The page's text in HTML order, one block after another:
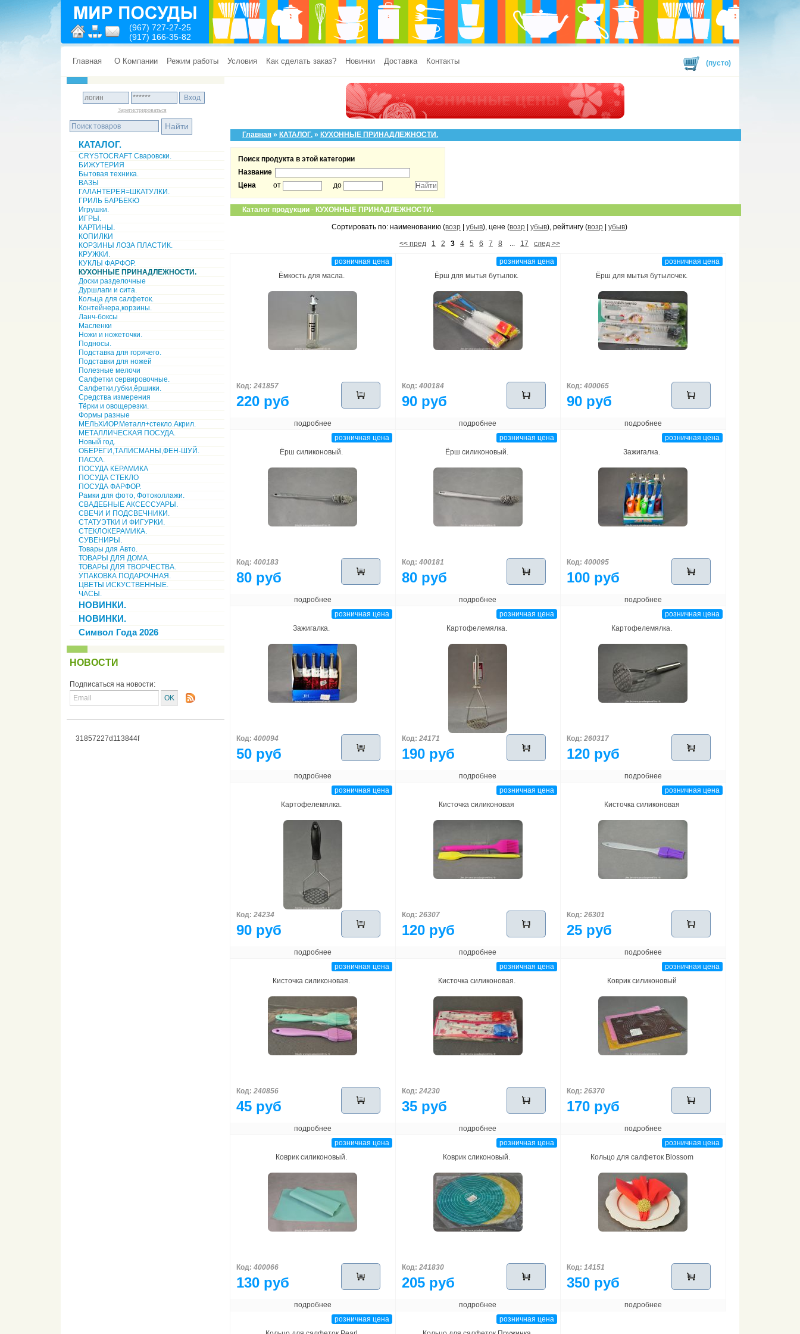
(967) 727-27-25
(917) 166-35-82
Главная О Компании Режим работы Условия Как сделать заказ? Новинки Доставка Контакты (пусто)
Зарегистрироваться
КАТАЛОГ.
CRYSTOCRAFT Сваровски.
БИЖУТЕРИЯ
Бытовая техника.
ВАЗЫ
ГАЛАНТЕРЕЯ=ШКАТУЛКИ.
ГРИЛЬ БАРБЕКЮ
Игрушки.
ИГРЫ.
КАРТИНЫ.
КОПИЛКИ
КОРЗИНЫ ЛОЗА ПЛАСТИК.
КРУЖКИ.
КУКЛЫ ФАРФОР.
КУХОННЫЕ ПРИНАДЛЕЖНОСТИ.
Доски разделочные
Дуршлаги и сита.
Кольца для салфеток.
Контейнера,корзины.
Ланч-боксы
Масленки
Ножи и ножеточки.
Подносы.
Подставка для горячего.
Подставки для ножей
Полезные мелочи
Салфетки сервировочные.
Салфетки,губки,ёршики.
Средства измерения
Тёрки и овощерезки.
Формы разные
МЕЛЬХИОР.Металл+стекло.Акрил.
МЕТАЛЛИЧЕСКАЯ ПОСУДА.
Новый год.
ОБЕРЕГИ,ТАЛИСМАНЫ,ФЕН-ШУЙ.
ПАСХА.
ПОСУДА КЕРАМИКА
ПОСУДА СТЕКЛО
ПОСУДА ФАРФОР.
Рамки для фото, Фотоколлажи.
СВАДЕБНЫЕ АКСЕССУАРЫ.
СВЕЧИ И ПОДСВЕЧНИКИ.
СТАТУЭТКИ И ФИГУРКИ.
СТЕКЛОКЕРАМИКА.
СУВЕНИРЫ.
Товары для Авто.
ТОВАРЫ ДЛЯ ДОМА.
ТОВАРЫ ДЛЯ ТВОРЧЕСТВА.
УПАКОВКА ПОДАРОЧНАЯ.
ЦВЕТЫ ИСКУСТВЕННЫЕ.
ЧАСЫ.
НОВИНКИ.
НОВИНКИ.
Символ Года 2026
НОВОСТИ
Подписаться на новости:
31857227d113844f
Главная » КАТАЛОГ. » КУХОННЫЕ ПРИНАДЛЕЖНОСТИ.
Поиск продукта в этой категории
Название
Цена
от до
Каталог продукции - КУХОННЫЕ ПРИНАДЛЕЖНОСТИ.
Сортировать по: наименованию (возр |убыв), цене (возр |убыв), рейтингу (возр |убыв)
<< пред
1 2 3 4 5 6 7 8 ... 17 след >>
розничная цена
Ёмкость для масла.
Код: 241857
220 руб
подробнее
розничная цена
Ёрш для мытья бутылок.
Код: 400184
90 руб
подробнее
розничная цена
Ёрш для мытья бутылочек.
Код: 400065
90 руб
подробнее
розничная цена
Ёрш силиконовый.
Код: 400183
80 руб
подробнее
розничная цена
Ёрш силиконовый.
Код: 400181
80 руб
подробнее
розничная цена
Зажигалка.
Код: 400095
100 руб
подробнее
розничная цена
Зажигалка.
Код: 400094
50 руб
подробнее
розничная цена
Картофелемялка.
Код: 24171
190 руб
подробнее
розничная цена
Картофелемялка.
Код: 260317
120 руб
подробнее
розничная цена
Картофелемялка.
Код: 24234
90 руб
подробнее
розничная цена
Кисточка силиконовая
Код: 26307
120 руб
подробнее
розничная цена
Кисточка силиконовая
Код: 26301
25 руб
подробнее
розничная цена
Кисточка силиконовая.
Код: 240856
45 руб
подробнее
розничная цена
Кисточка силиконовая.
Код: 24230
35 руб
подробнее
розничная цена
Коврик силиконовый
Код: 26370
170 руб
подробнее
розничная цена
Коврик силиконовый.
Код: 400066
130 руб
подробнее
розничная цена
Коврик сликоновый.
Код: 241830
205 руб
подробнее
розничная цена
Кольцо для салфеток Blossom
Код: 14151
350 руб
подробнее
розничная цена
розничная цена